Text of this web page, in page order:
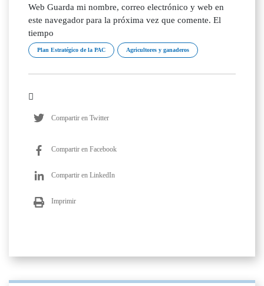
Web Guarda mi nombre, correo electrónico y web en
este navegador para la próxima vez que comente. El
tiempo
Plan Estratégico de la PAC Agricultores y ganaderos
Compartir en Twitter
Compartir en Facebook
Compartir en LinkedIn
Imprimir